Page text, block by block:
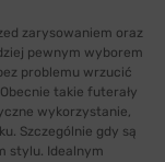
zarysowaniem oraz
pewnym wyborem
problemu wrzucić
takie futerały
wykorzystanie,
Szczególnie gdy są
stylu. Idealnym